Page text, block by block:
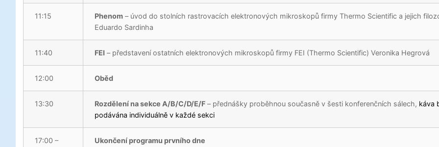
11:15 Phenom – úvod do stolních rastrovacích elektronových mikroskopů firmy Thermo Scientific a jejich
Eduardo Sardinha
11:40 FEI – představení ostatních elektronových mikroskopů firmy FEI (Thermo Scientific) Veronika Hegrová
12:00 Oběd
13:30 Rozdělení na sekce A/B/C/D/E/F – přednášky proběhnou současně v šesti konferenčních sálech, káva
podávána individuálně v každé sekci
17:00 –
Ukončení programu prvního dne